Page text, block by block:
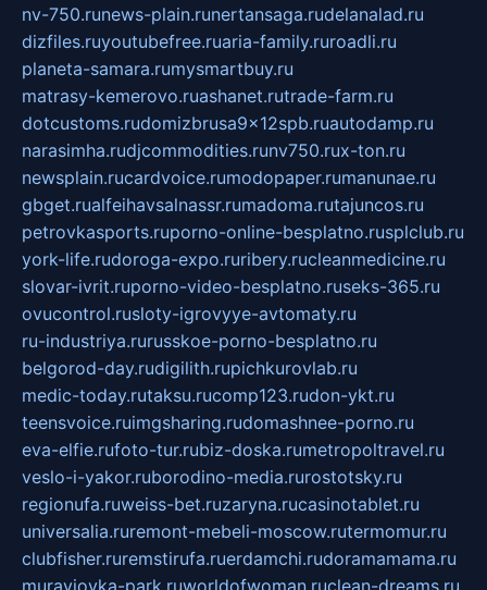
nv-750.runews-plain.runertansaga.rudelanalad.ru
dizfiles.ruyoutubefree.ruaria-family.ruroadli.ru
planeta-samara.rumysmartbuy.ru
matrasy-kemerovo.ruashanet.rutrade-farm.ru
dotcustoms.rudomizbrusa9x12spb.ruautodamp.ru
narasimha.rudjcommodities.runv750.rux-ton.ru
newsplain.rucardvoice.rumodopaper.rumanunae.ru
gbget.rualfeihavsalnassr.rumadoma.rutajuncos.ru
petrovkasports.ruporno-online-besplatno.rusplclub.ru
york-life.rudoroga-expo.ruribery.rucleanmedicine.ru
slovar-ivrit.ruporno-video-besplatno.ruseks-365.ru
ovucontrol.rusloty-igrovyye-avtomaty.ru
ru-industriya.rurusskoe-porno-besplatno.ru
belgorod-day.rudigilith.rupichkurovlab.ru
medic-today.rutaksu.rucomp123.rudon-ykt.ru
teensvoice.ruimgsharing.rudomashnee-porno.ru
eva-elfie.rufoto-tur.rubiz-doska.rumetropoltravel.ru
veslo-i-yakor.ruborodino-media.rurostotsky.ru
regionufa.ruweiss-bet.ruzaryna.rucasinotablet.ru
universalia.ruremont-mebeli-moscow.rutermomur.ru
clubfisher.ruremstirufa.ruerdamchi.rudoramamama.ru